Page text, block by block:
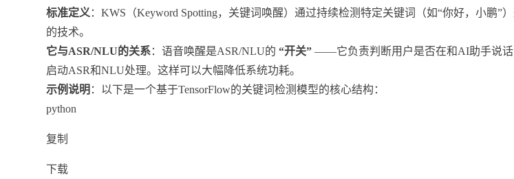
标准定义 ：KWS（Keyword Spotting，关键词唤醒）通过持续检测特定关键词（如“你好，小鹏”
的技术。
它与ASR/NLU的关系：语音唤醒是ASR/NLU的“开关” ——它负责判断用户是否在和AI助手说话
启动ASR和NLU处理。这样可以大幅降低系统功耗。
示例说明 ：以下是一个基于TensorFlow的关键词检测模型的核心结构：
python
复制
下载